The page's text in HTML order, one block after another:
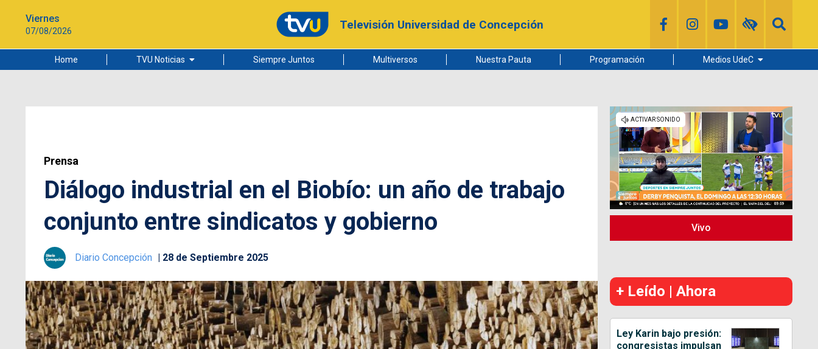
Viernes
07/08/2026 Televisión Universidad de Concepción
Home TVU Noticias
Ciudad
Siempre Juntos Multiversos Nuestra Pauta Programación Medios UdeC
Radio UdeC
Noticias UdeC
La Discusión
Prensa
Diálogo industrial en el Biobío: un año de trabajo
conjunto entre sindicatos y gobierno
Diario Concepción 28 de Septiembre 2025
Vivo
+ Leído | Ahora
Ley Karin bajo presión:
congresistas impulsan